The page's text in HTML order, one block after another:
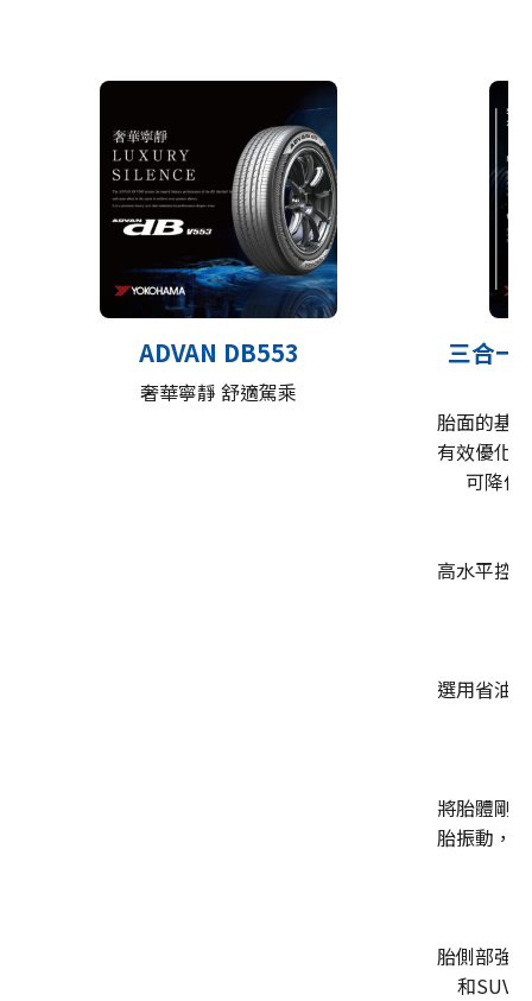
ADVAN DB553
奢華寧靜 舒適駕乘
三合一
胎面的基
有效優化
可降低
高水平控
選用省油
將胎體剛
胎振動，
胎側部強
和SUV